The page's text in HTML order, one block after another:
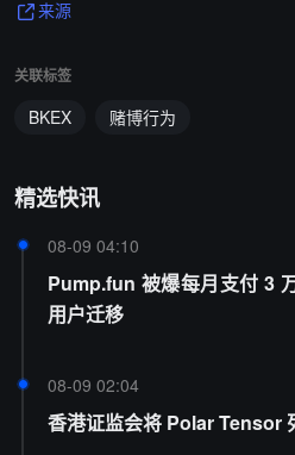
来源
关联标签
BKEX 赌博行为
精选快讯
08-09 04:10
Pump.fun 被爆每月支付 3
用户迁移
08-09 02:04
香港证监会将 Polar Tensor